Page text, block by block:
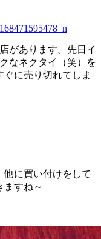
があります。先日イ
なネクタイ（笑）を
に売り切れてしま
他に買い付けをして
ますね～